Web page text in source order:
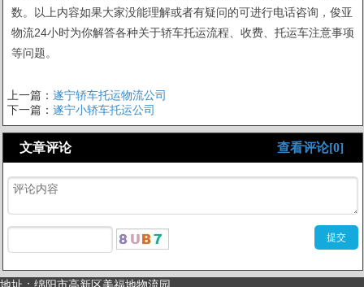
数。以上内容如果大家没能理解或者有疑问的可进行电话咨询，俊亚
物流24小时为你解答各种关于轿车托运流程、收费、托运车注意事项
等问题。
上一篇： 遂宁轿车托运物流公司
下一篇： 遂宁小轿车托运公司
查看评论[0]
文章评论
地址：绵阳市高新区美福地物流园